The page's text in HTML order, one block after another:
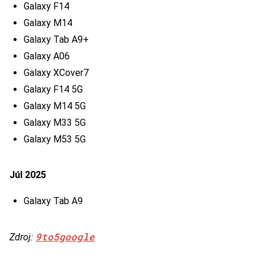
Galaxy F14
Galaxy M14
Galaxy Tab A9+
Galaxy A06
Galaxy XCover7
Galaxy F14 5G
Galaxy M14 5G
Galaxy M33 5G
Galaxy M53 5G
Júl 2025
Galaxy Tab A9
Zdroj: 9to5google